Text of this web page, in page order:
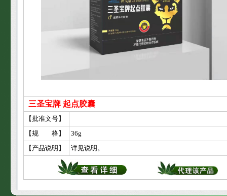
三圣宝牌 起点胶囊
【批准文号】
【规 格】
36g
【产品说明】
详见说明。